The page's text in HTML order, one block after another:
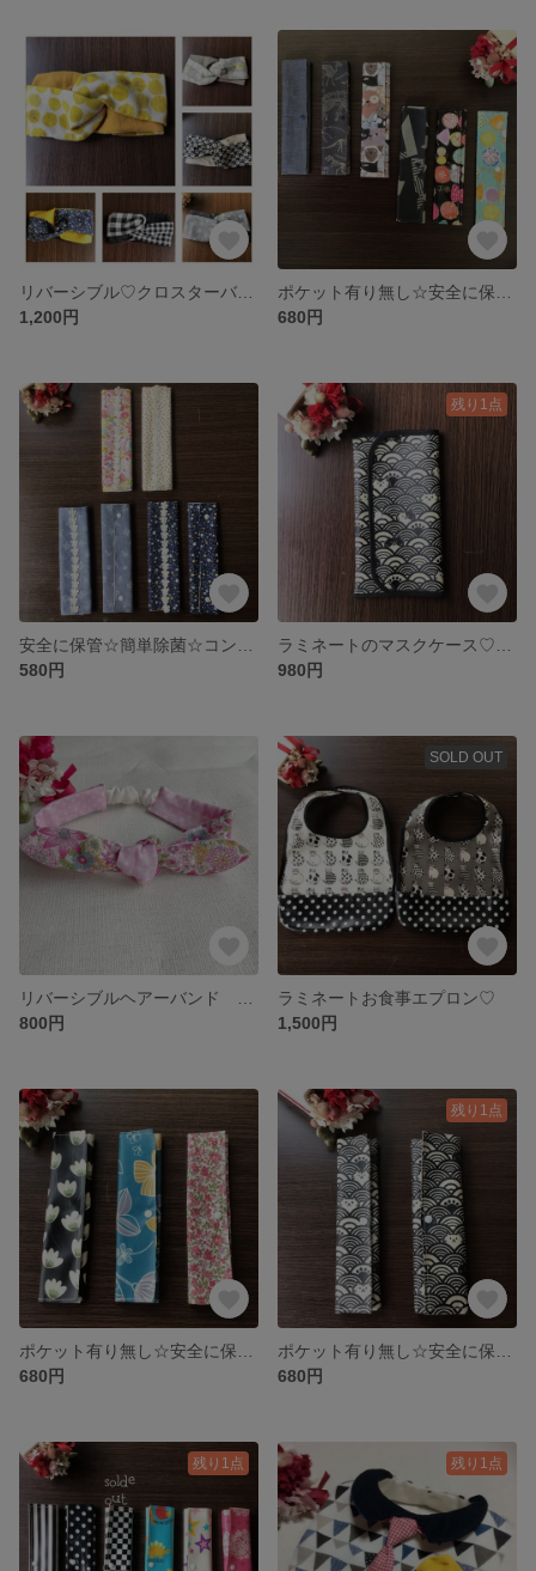
1,200円
680円
580円
残り1点
980円
800円
SOLD OUT
ラミネートお食事エプロン♡
1,500円
680円
残り1点
680円
残り1点 残り1点